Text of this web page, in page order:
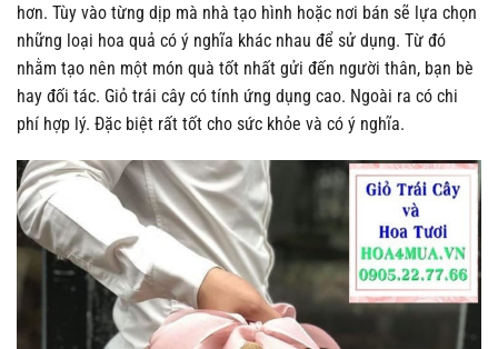
hơn. Tùy vào từng dịp mà nhà tạo hình hoặc nơi bán sẽ lựa chọn
những loại hoa quả có ý nghĩa khác nhau để sử dụng. Từ đó
nhằm tạo nên một món quà tốt nhất gửi đến người thân, bạn bè
hay đối tác. Giỏ trái cây có tính ứng dụng cao. Ngoài ra có chi
phí hợp lý. Đặc biệt rất tốt cho sức khỏe và có ý nghĩa.